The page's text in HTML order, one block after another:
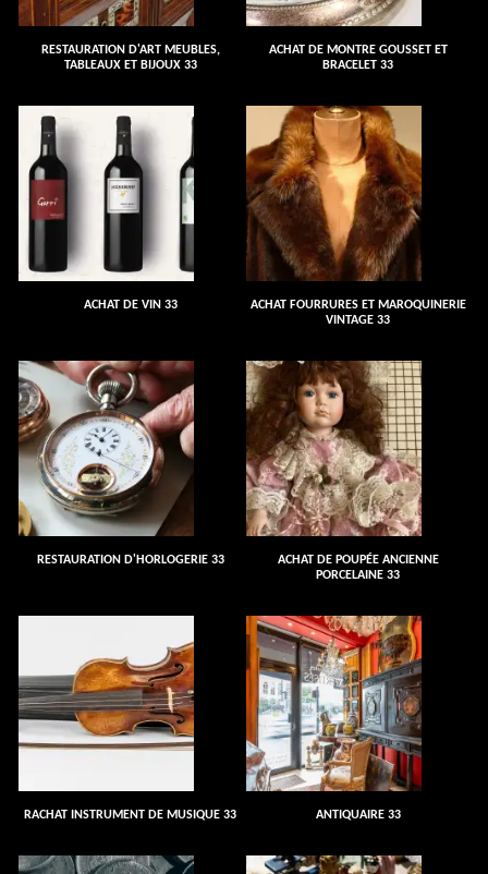
RESTAURATION D'ART MEUBLES,
TABLEAUX ET BIJOUX 33
ACHAT DE MONTRE GOUSSET ET
BRACELET 33
ACHAT DE VIN 33
ACHAT FOURRURES ET MAROQUINERIE
VINTAGE 33
RESTAURATION D'HORLOGERIE 33
ACHAT DE POUPÉE ANCIENNE
PORCELAINE 33
RACHAT INSTRUMENT DE MUSIQUE 33 ANTIQUAIRE 33